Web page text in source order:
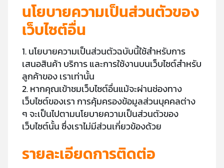
นโยบายความเป็นส่วนตัวของ
เว็บไซต์อื่น
1. นโยบายความเป็นส่วนตัวฉบับนี้ใช้สำหรับการ
เสนอสินค้า บริการ และการใช้งานบนเว็บไซต์สำหรับ
ลูกค้าของ เราเท่านั้น
2. หากคุณเข้าชมเว็บไซต์อื่นแม้จะผ่านช่องทาง
เว็บไซต์ของเรา การคุ้มครองข้อมูลส่วนบุคคลต่าง
ๆ จะเป็นไปตามนโยบายความเป็นส่วนตัวของ
เว็บไซต์นั้น ซึ่งเราไม่มีส่วนเกี่ยวข้องด้วย
รายละเอียดการติดต่อ